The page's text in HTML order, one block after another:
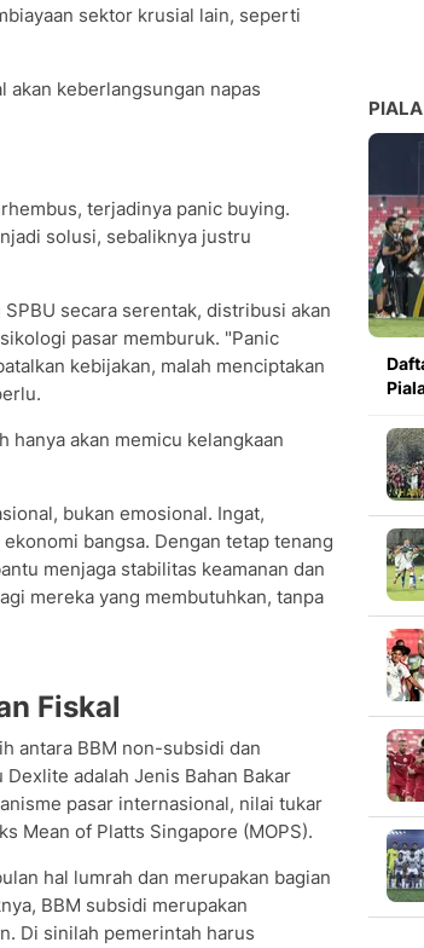
sektor krusial lain, seperti
akan keberlangsungan napas
terjadinya panic buying.
solusi, sebaliknya justru
secara serentak, distribusi akan
pasar memburuk. "Panic
kebijakan, malah menciptakan
hanya akan memicu kelangkaan
bukan emosional. Ingat,
bangsa. Dengan tetap tenang
menjaga stabilitas keamanan dan
mereka yang membutuhkan, tanpa
Fiskal
antara BBM non-subsidi dan
adalah Jenis Bahan Bakar
pasar internasional, nilai tukar
Mean of Platts Singapore (MOPS).
hal lumrah dan merupakan bagian
BBM subsidi merupakan
Di sinilah pemerintah harus